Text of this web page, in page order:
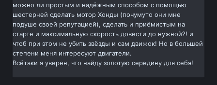
можно ли простым и надёжным способом с помощью
шестерней сделать мотор Хонды (почумуто они мне
подуше своей репутацией), сделать и приёмистым на
старте и максимальную скорость довести до нужной?! и
чтоб при этом не убить звёзды и сам движок! Но в большей
степени меня интересуют двигатели.
Всётаки я уверен, что найду золотую середину для себя!